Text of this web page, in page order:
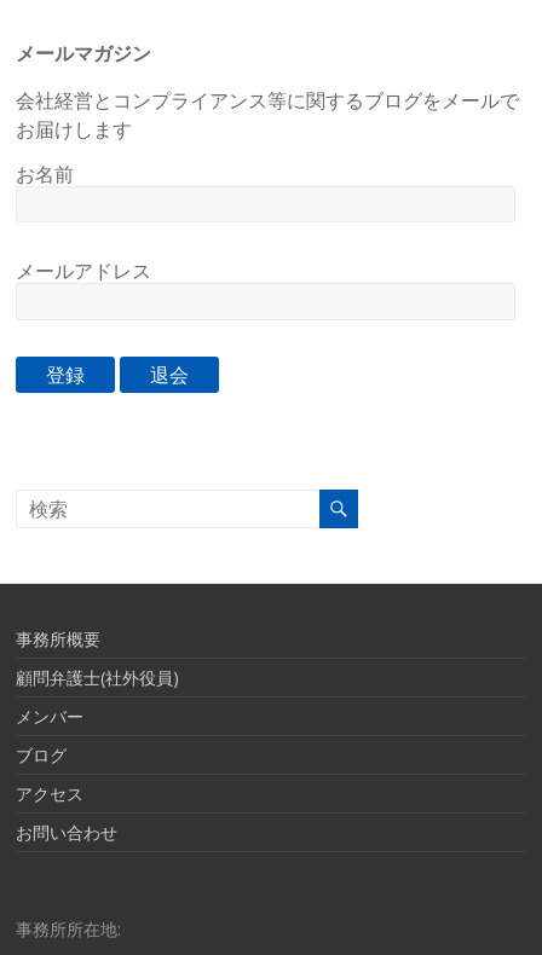
メールマガジン
会社経営とコンプライアンス等に関するブログをメールで
お届けします
お名前
メールアドレス
事務所概要
顧問弁護士(社外役員)
メンバー
ブログ
アクセス
お問い合わせ
事務所所在地: